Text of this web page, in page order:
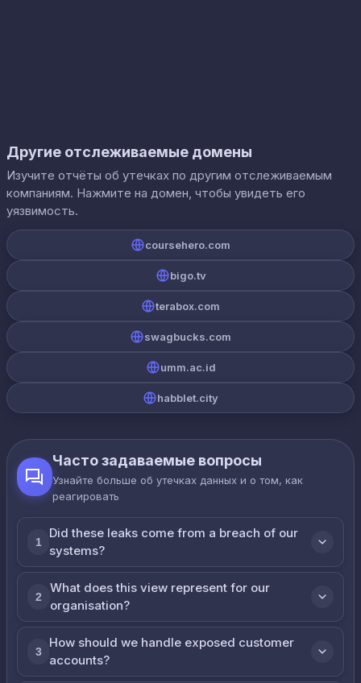
Другие отслеживаемые домены
Изучите отчёты об утечках по другим отслеживаемым
компаниям. Нажмите на домен, чтобы увидеть его
уязвимость.
coursehero.com
bigo.tv
terabox.com
swagbucks.com
umm.ac.id
habblet.city
Часто задаваемые вопросы
Узнайте больше об утечках данных и о том, как
реагировать
1
Did these leaks come from a breach of our
systems?
2
What does this view represent for our
organisation?
3
How should we handle exposed customer
accounts?